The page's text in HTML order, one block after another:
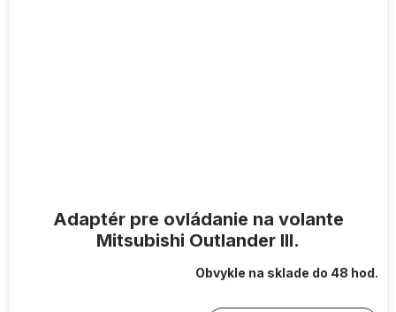
Adaptér pre ovládanie na volante
Mitsubishi Outlander III.
Obvykle na sklade do 48 hod.